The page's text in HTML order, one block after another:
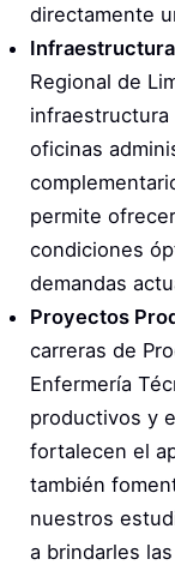
directamente
Regional de
infraestructura
oficinas
permite
condiciones
demandas
Proyectos
carreras de
Enfermería
productivos y
fortalecen el
también
nuestros
a brindarles